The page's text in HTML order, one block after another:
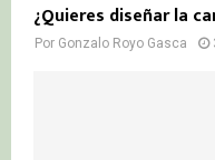
¿Quieres diseñar la
Por Gonzalo Royo Gasca